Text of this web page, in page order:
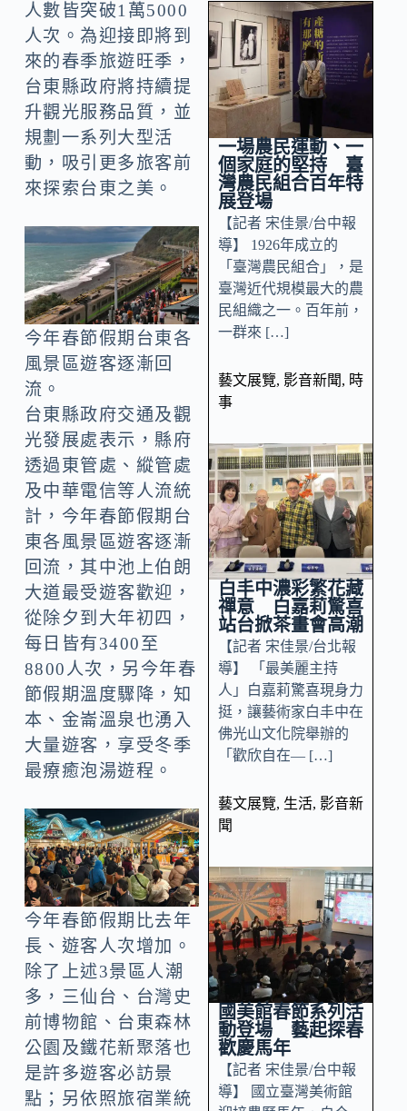
人數皆突破1萬5000
人次。為迎接即將到
來的春季旅遊旺季，
台東縣政府將持續提
升觀光服務品質，並
規劃一系列大型活
動，吸引更多旅客前
來探索台東之美。
今年春節假期台東各
風景區遊客逐漸回
流。
台東縣政府交通及觀
光發展處表示，縣府
透過東管處、縱管處
及中華電信等人流統
計，今年春節假期台
東各風景區遊客逐漸
回流，其中池上伯朗
大道最受遊客歡迎，
從除夕到大年初四，
每日皆有3400至
8800人次，另今年春
節假期溫度驟降，知
本、金崙溫泉也湧入
大量遊客，享受冬季
最療癒泡湯遊程。
今年春節假期比去年
長、遊客人次增加。
除了上述3景區人潮
多，三仙台、台灣史
前博物館、台東森林
公園及鐵花新聚落也
是許多遊客必訪景
點；另依照旅宿業統
一場農民運動、一
個家庭的堅持 臺
灣農民組合百年特
展登場
【記者 宋佳景/台中報
導】 1926年成立的
「臺灣農民組合」，是
臺灣近代規模最大的農
民組織之一。百年前，
一群來 […]
藝文展覽, 影音新聞, 時
事
白丰中濃彩繁花藏
禪意 白嘉莉驚喜
站台掀茶畫會高潮
【記者 宋佳景/台北報
導】 「最美麗主持
人」白嘉莉驚喜現身力
挺，讓藝術家白丰中在
佛光山文化院舉辦的
「歡欣自在— […]
藝文展覽, 生活, 影音新
聞
國美館春節系列活
動登場 藝起探春
歡慶馬年
【記者 宋佳景/台中報
導】 國立臺灣美術館